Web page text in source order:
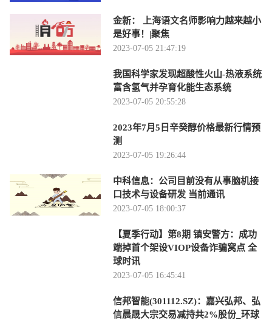
金新： 上海语文名师影响力越来越小
是好事！|聚焦
2023-07-05 21:47:19
我国科学家发现超酸性火山-热液系统
富含氢气并孕育化能生态系统
2023-07-05 20:55:28
2023年7月5日辛癸醇价格最新行情预
测
2023-07-05 19:26:44
中科信息：公司目前没有从事脑机接
口技术与设备研发 当前通讯
2023-07-05 18:00:37
【夏季行动】第8期 镇安警方：成功
端掉首个架设VIOP设备诈骗窝点 全
球时讯
2023-07-05 16:45:41
信邦智能(301112.SZ)：嘉兴弘邦、弘
信晨晟大宗交易减持共2%股份_环球